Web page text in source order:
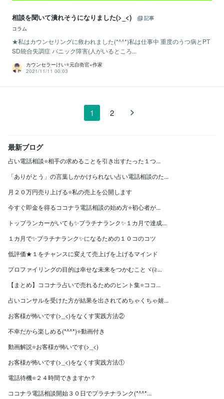
相談を聞いて潰れそうになりました(>_<)
記事
コラム
★私はカウンセリングに救われました(*^^*)私は仕事中 重度のうつ病とPT
SD統合失調症 パニック障害(人がいるところ...
カウンセラーけい⭐️元自衛官×作家
2021/11/11 00:03
1 2
最新ブログ
占い電話相談⭐️相手の求めることを引き出すたった１つ...
「ありがとう」の言葉しかかけられない占い電話相談のた...
月２０万円売り上げる⭐️私の売上を公開します
今すぐ即金を得るココナラ電話相談の始め方⭐️初心者が...
トップランカーがいても✨プラチナランク✨１カ月で達成...
１カ月で✨プラチナランク✨になるための１０コのコツ
低評価★１をチャンスに変えて売上げを上げるマインド
プロファイリングの目的は幸せな未来をつかむことヾ(≧...
【まとめ】ココナラ占いで売れるためのヒント集⭐️ココ...
占いコンサルを受けた方が結果を出されてめちゃくちゃ嬉...
お客様が怖いです(>_<)をなくす実践方法②
不幸だから楽しめる(*^^*)⭐️動画付き
動画解説⭐️お客様が怖いです(>_<)
お客様が怖いです(>_<)をなくす実践方法①
電話待機⭐️２４時間できますか？
ココナラ電話相談開始３０日でプラチナランク(*^^*...